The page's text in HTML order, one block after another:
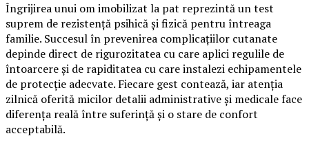
Îngrijirea unui om imobilizat la pat reprezintă un test
suprem de rezistență psihică și fizică pentru întreaga
familie. Succesul în prevenirea complicațiilor cutanate
depinde direct de rigurozitatea cu care aplici regulile de
întoarcere și de rapiditatea cu care instalezi echipamentele
de protecție adecvate. Fiecare gest contează, iar atenția
zilnică oferită micilor detalii administrative și medicale face
diferența reală între suferință și o stare de confort
acceptabilă.